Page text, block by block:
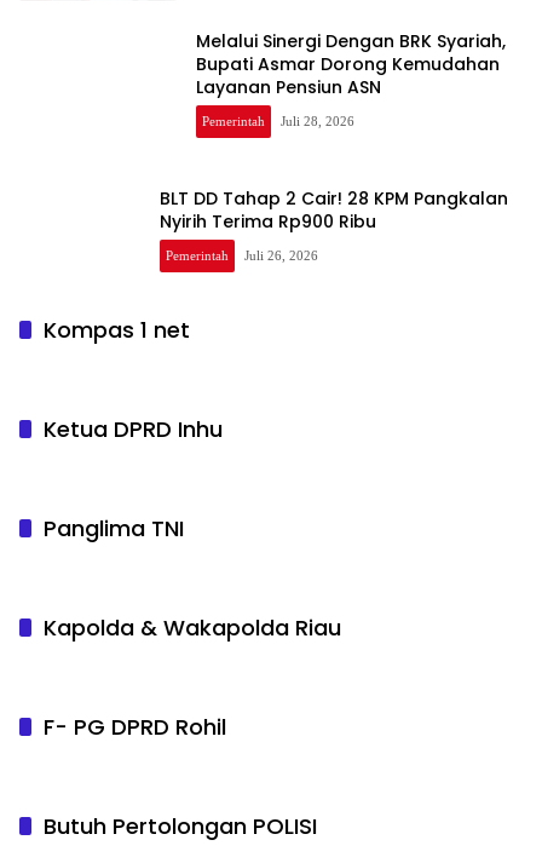
Melalui Sinergi Dengan BRK Syariah,
Bupati Asmar Dorong Kemudahan
Layanan Pensiun ASN
Pemerintah Juli 28, 2026
BLT DD Tahap 2 Cair! 28 KPM Pangkalan
Nyirih Terima Rp900 Ribu
Pemerintah Juli 26, 2026
Kompas 1 net
Ketua DPRD Inhu
Panglima TNI
Kapolda & Wakapolda Riau
F- PG DPRD Rohil
Butuh Pertolongan POLISI